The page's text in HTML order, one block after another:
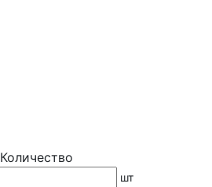
Количество
шт